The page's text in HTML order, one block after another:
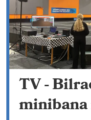
TV -